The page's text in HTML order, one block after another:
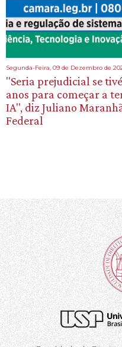
Segunda-Feira, 09 de Dezembro de
"Seria prejudicial se
anos para começar a
IA", diz Juliano
Federal